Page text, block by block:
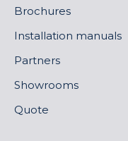
Brochures
Installation manuals
Partners
Showrooms
Quote